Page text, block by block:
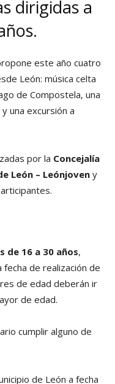
dirigidas a
este año cuatro
León: música celta
de Compostela, una
una excursión a
por la Concejalía
León – Leónjoven y
de 16 a 30 años,
de realización de
de edad deberán ir
de edad.
cumplir alguno de
de León a fecha